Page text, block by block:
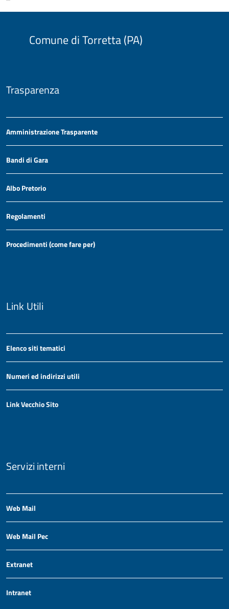
Comune di Torretta (PA)
Trasparenza
Amministrazione Trasparente
Bandi di Gara
Albo Pretorio
Regolamenti
Procedimenti (come fare per)
Link Utili
Elenco siti tematici
Numeri ed indirizzi utili
Link Vecchio Sito
Servizi interni
Web Mail
Web Mail Pec
Extranet
Intranet